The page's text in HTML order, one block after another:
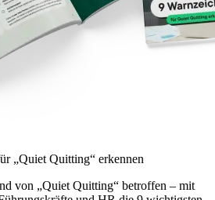
„Quiet Quitting“ erkennen
von „Quiet Quitting“ betroffen – mit